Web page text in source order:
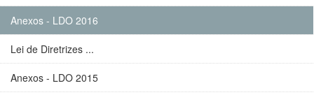
Anexos - LDO 2016
Lei de Diretrizes ...
Anexos - LDO 2015